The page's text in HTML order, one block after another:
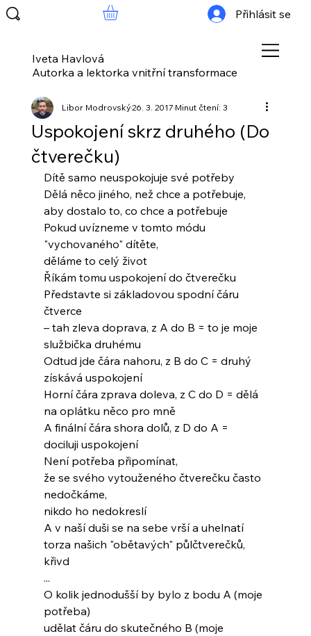
Iveta Havlová
Autorka a lektorka vnitřní transformace
Přihlásit se
Uspokojení skrz druhého (Do
čtverečku)
Libor Modrovský26. 3. 2017Minut čtení: 3
Dítě samo neuspokojuje své potřeby
Dělá něco jiného, než chce a potřebuje,
aby dostalo to, co chce a potřebuje
Pokud uvízneme v tomto módu
"vychovaného" dítěte,
děláme to celý život
Říkám tomu uspokojení do čtverečku
Představte si základovou spodní čáru
čtverce
– tah zleva doprava, z A do B = to je moje
službička druhému
Odtud jde čára nahoru, z B do C = druhý
získává uspokojení
Horní čára zprava doleva, z C do D = dělá
na oplátku něco pro mně
A finální čára shora dolů, z D do A =
dociluji uspokojení
Není potřeba připomínat,
že se svého vytouženého čtverečku často
nedočkáme,
nikdo ho nedokreslí
A v naší duši se na sebe vrší a uhelnatí
torza našich "obětavých" půlčtverečků,
křivd
...
O kolik jednodušší by bylo z bodu A (moje
potřeba)
udělat čáru do skutečného B (moje